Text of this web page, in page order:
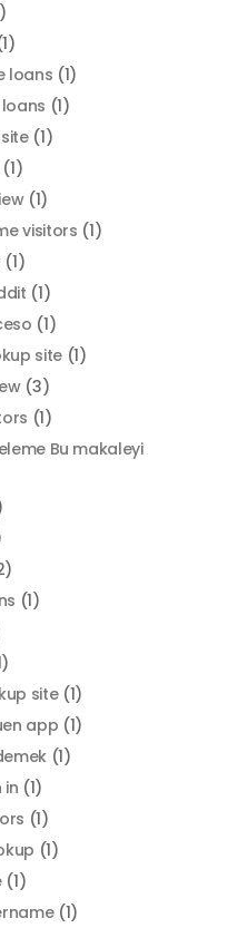
loans (1)
(1)
(1)
(1)
(1)
visitors (1)
(1)
(1)
(1)
site(1)
(3)
(1)
Bu makaleyi
(1)
site(1)
app (1)
(1)
in (1)
(1)
(1)
(1)
(1)